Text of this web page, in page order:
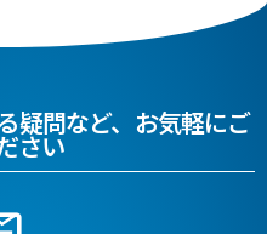
疑問など、お気軽にご
さい